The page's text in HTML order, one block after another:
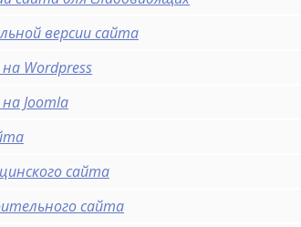
версии сайта
Wordpress
Joomla
сайта
сайта